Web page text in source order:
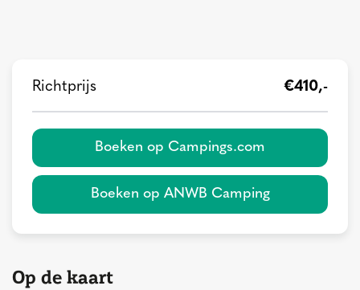
Richtprijs €410,-
Boeken op Campings.com
Boeken op ANWB Camping
Op de kaart